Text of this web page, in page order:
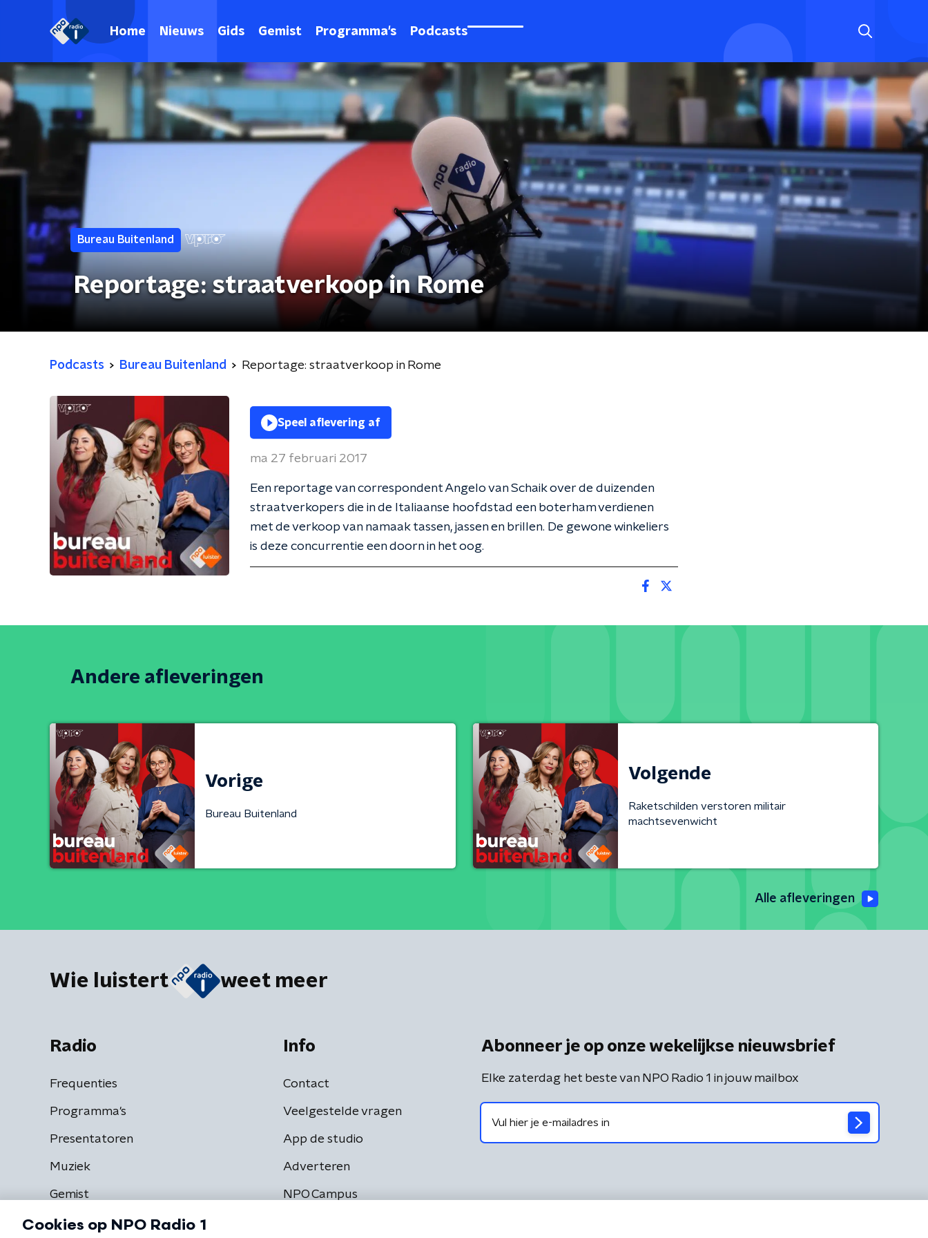
Home Nieuws Gids Gemist Programma's Podcasts
Bureau Buitenland
Reportage: straatverkoop in Rome
Podcasts Bureau Buitenland Reportage: straatverkoop in Rome
Speel aflevering af
ma 27 februari 2017
Een reportage van correspondent Angelo van Schaik over de duizenden
straatverkopers die in de Italiaanse hoofdstad een boterham verdienen
met de verkoop van namaak tassen, jassen en brillen. De gewone winkeliers
is deze concurrentie een doorn in het oog.
Andere afleveringen
Vorige
Bureau Buitenland
Volgende
Raketschilden verstoren militair
machtsevenwicht
Alle afleveringen
Wie luistert weet meer
Radio
Frequenties
Programma's
Presentatoren
Muziek
Gemist
Info
Contact
Veelgestelde vragen
App de studio
Adverteren
NPO Campus
Abonneer je op onze wekelijkse nieuwsbrief
Elke zaterdag het beste van NPO Radio 1 in jouw mailbox